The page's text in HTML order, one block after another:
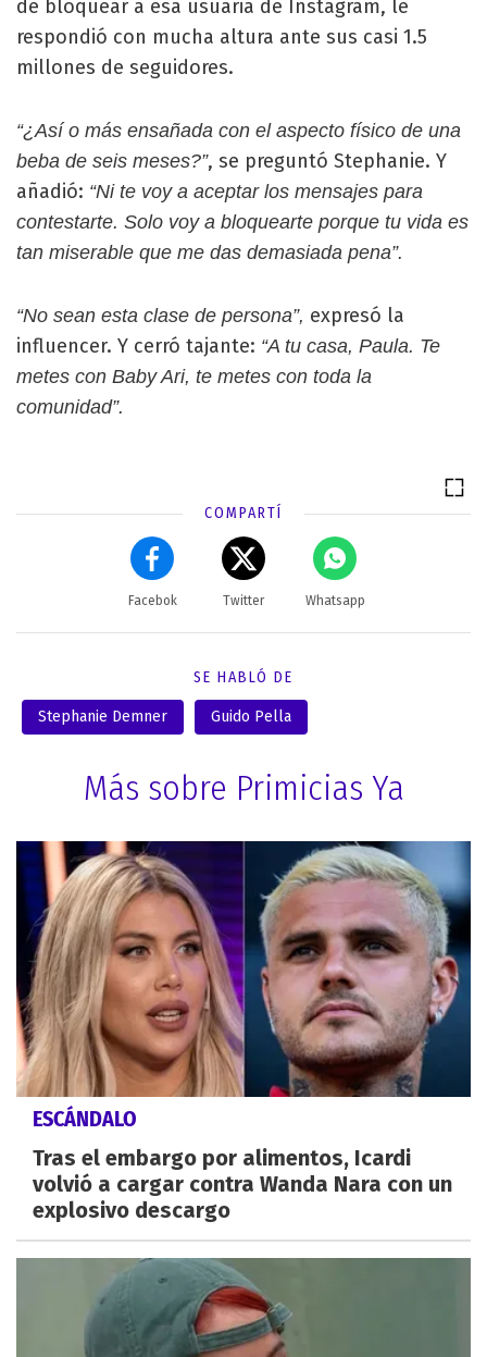
de bloquear a esa usuaria de Instagram, le
respondió con mucha altura ante sus casi 1.5
millones de seguidores.
“¿Así o más ensañada con el aspecto físico de una
beba de seis meses?”, se preguntó Stephanie. Y
añadió: “Ni te voy a aceptar los mensajes para
contestarte. Solo voy a bloquearte porque tu vida es
tan miserable que me das demasiada pena”.
“No sean esta clase de persona”, expresó la
influencer. Y cerró tajante: “A tu casa, Paula. Te
metes con Baby Ari, te metes con toda la
comunidad”.
COMPARTÍ
Facebok Twitter Whatsapp
SE HABLÓ DE
Stephanie Demner Guido Pella
Más sobre Primicias Ya
ESCÁNDALO
Tras el embargo por alimentos, Icardi
volvió a cargar contra Wanda Nara con un
explosivo descargo